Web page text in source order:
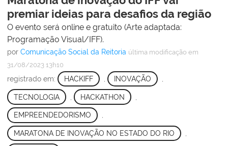
premiar ideias para desafios da região
O evento será online e gratuito (Arte adaptada:
Programação Visual/IFF).
por Comunicação Social da Reitoria última modificação em
31/08/2023 13h10
registrado em: HACKIFF INOVAÇÃO
TECNOLOGIA HACKATHON
EMPREENDEDORISMO ,
MARATONA DE INOVAÇÃO NO ESTADO DO RIO